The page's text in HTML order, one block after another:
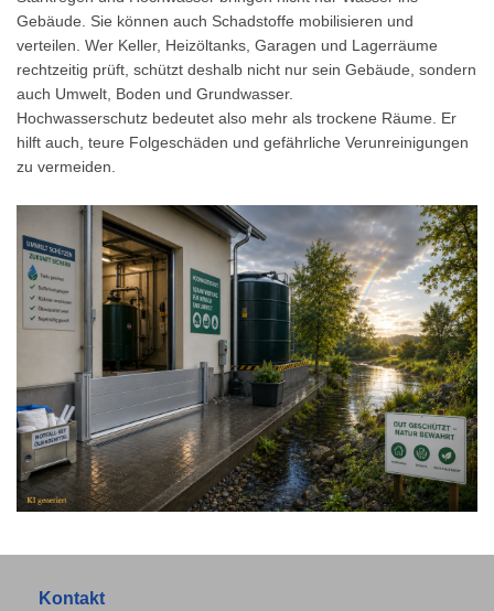
Gebäude. Sie können auch Schadstoffe mobilisieren und
verteilen. Wer Keller, Heizöltanks, Garagen und Lagerräume
rechtzeitig prüft, schützt deshalb nicht nur sein Gebäude, sondern
auch Umwelt, Boden und Grundwasser.
Hochwasserschutz bedeutet also mehr als trockene Räume. Er
hilft auch, teure Folgeschäden und gefährliche Verunreinigungen
zu vermeiden.
Kontakt